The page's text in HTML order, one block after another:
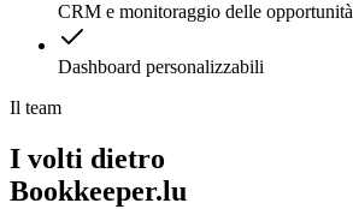
CRM e monitoraggio delle opportunità
Dashboard personalizzabili
Il team
I volti dietro
Bookkeeper.lu